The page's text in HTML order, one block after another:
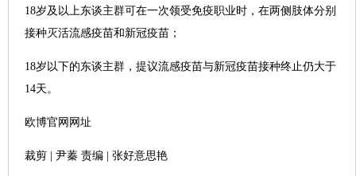
18岁及以上东谈主群可在一次领受免疫职业时，在两侧肢体分别
接种灭活流感疫苗和新冠疫苗；
18岁以下的东谈主群，提议流感疫苗与新冠疫苗接种终止仍大于
14天。
欧博官网网址
裁剪 | 尹蓁 责编 | 张好意思艳